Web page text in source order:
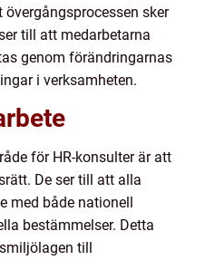
sker
till att medarbetarna
genom förändringarnas
i verksamheten.
för HR-konsulter är att
De ser till att alla
med både nationell
bestämmelser. Detta
till